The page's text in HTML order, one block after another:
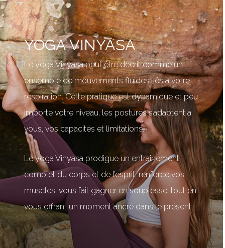
YOGA VINYASA
Le yoga Vinyasa peut être décrit comme un
ensemble de mouvements fluides liés à votre
respiration. Cette pratique est dynamique et peu
importe votre niveau, les postures s’adaptent à
vous, vos capacités et limitations.
Le yoga Vinyasa prodigue un entrainement
complet du corps et de l’esprit, renforce vos
muscles, vous fait gagner en souplesse, tout en
vous offrant un moment ancré dans le présent.